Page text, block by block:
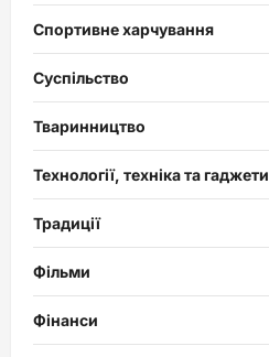
Спортивне харчування
Суспільство
Тваринництво
Технології, техніка та гаджети
Традиції
Фільми
Фінанси